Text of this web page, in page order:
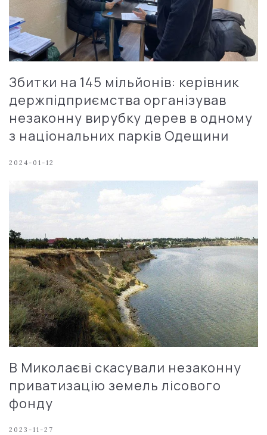
Збитки на 145 мільйонів: керівник
держпідприємства організував
незаконну вирубку дерев в одному
з національних парків Одещини
2024-01-12
В Миколаєві скасували незаконну
приватизацію земель лісового
фонду
2023-11-27